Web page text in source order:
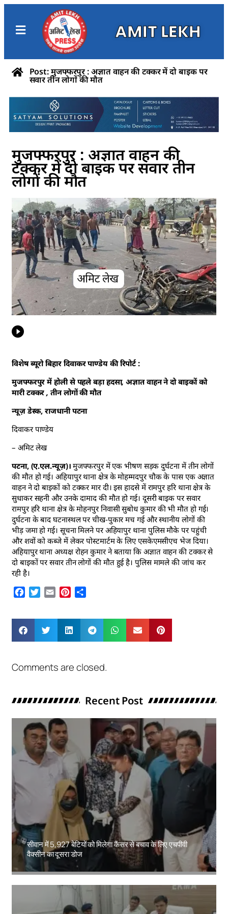
AMIT LEKH
Post: मुजफ्फरपुर : अज्ञात वाहन की टक्कर में दो बाइक पर
सवार तीन लोगों की मौत
मुजफ्फरपुर : अज्ञात वाहन की
टक्कर में दो बाइक पर सवार तीन
लोगों की मौत
विशेष ब्यूरो बिहार दिवाकर पाण्डेय की रिपोर्ट :
मुजफ्फरपुर में होली से पहले बड़ा हदसा, अज्ञात वाहन ने दो बाइकों को
मारी टक्कर , तीन लोगों की मौत
न्यूज़ डेस्क, राजधानी पटना
दिवाकर पाण्डेय
– अमिट लेख
पटना, (ए.एल.न्यूज़)। मुजफ्फरपुर में एक भीषण सड़क दुर्घटना में तीन लोगों
की मौत हो गई। अहियापुर थाना क्षेत्र के मोहम्मदपुर चौक के पास एक अज्ञात
वाहन ने दो बाइकों को टक्कर मार दी। इस हादसे में रामपुर हरि थाना क्षेत्र के
सुधाकर सहनी और उनके दामाद की मौत हो गई। दूसरी बाइक पर सवार
रामपुर हरि थाना क्षेत्र के मोहनपुर निवासी सुबोध कुमार की भी मौत हो गई।
दुर्घटना के बाद घटनास्थल पर चीख-पुकार मच गई और स्थानीय लोगों की
भीड़ जमा हो गई। सूचना मिलने पर अहियापुर थाना पुलिस मौके पर पहुंची
और शवों को कब्जे में लेकर पोस्टमार्टम के लिए एसकेएमसीएच भेज दिया।
अहियापुर थाना अध्यक्ष रोहन कुमार ने बताया कि अज्ञात वाहन की टक्कर से
दो बाइकों पर सवार तीन लोगों की मौत हुई है। पुलिस मामले की जांच कर
रही है।
Facebook
Twitter
Email Pinterest
Comments are closed.
Recent Post
सीवान में 5,927 बेटियों को मिलेगा कैंसर से बचाव के लिए एचपीवी
वैक्सीन का दूसरा डोज
Amit Lekh